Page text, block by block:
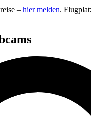
– hier melden.